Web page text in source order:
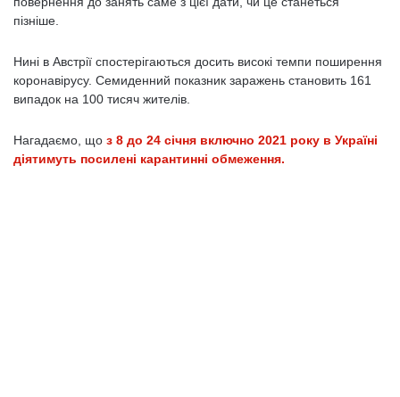
пізніше.
Нині в Австрії спостерігаються досить високі темпи поширення
коронавірусу. Семиденний показник заражень становить 161
випадок на 100 тисяч жителів.
Нагадаємо, що з 8 до 24 січня включно 2021 року в Україні
діятимуть посилені карантинні обмеження.